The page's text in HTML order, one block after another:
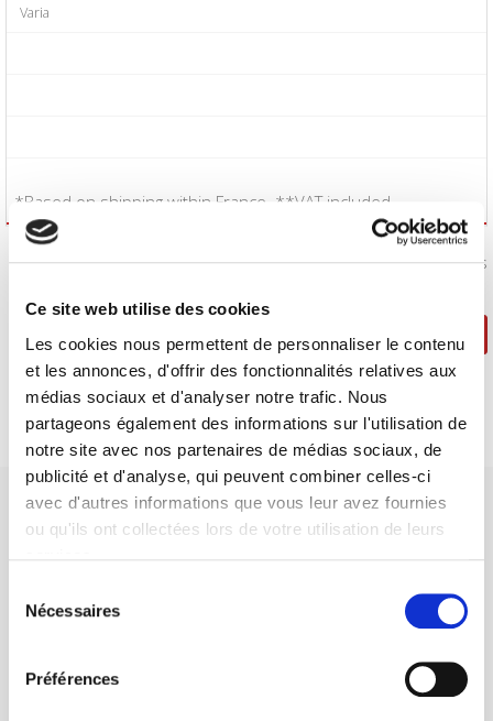
Ce site web utilise des cookies
Les cookies nous permettent de personnaliser le contenu
et les annonces, d'offrir des fonctionnalités relatives aux
médias sociaux et d'analyser notre trafic. Nous
partageons également des informations sur l'utilisation de
notre site avec nos partenaires de médias sociaux, de
publicité et d'analyse, qui peuvent combiner celles-ci
avec d'autres informations que vous leur avez fournies
ou qu'ils ont collectées lors de votre utilisation de leurs
Nécessaires
Préférences
Varia
*Based on shipping within France. **VAT included.
I accept theConditions of Sale: Yes
Continue shopping Proceed to checkout
SCIENCES PO UNIVERSITY PRESS has a threefold role: to publish
original research, to edit reference works for student use, and to